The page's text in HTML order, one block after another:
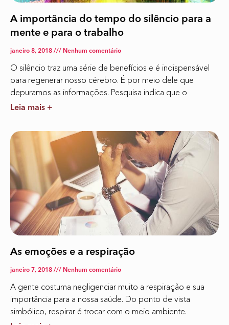
A importância do tempo do silêncio para a
mente e para o trabalho
janeiro 8, 2018 Nenhum comentário
O silêncio traz uma série de benefícios e é indispensável
para regenerar nosso cérebro. É por meio dele que
depuramos as informações. Pesquisa indica que o
Leia mais +
As emoções e a respiração
janeiro 7, 2018 Nenhum comentário
A gente costuma negligenciar muito a respiração e sua
importância para a nossa saúde. Do ponto de vista
simbólico, respirar é trocar com o meio ambiente.